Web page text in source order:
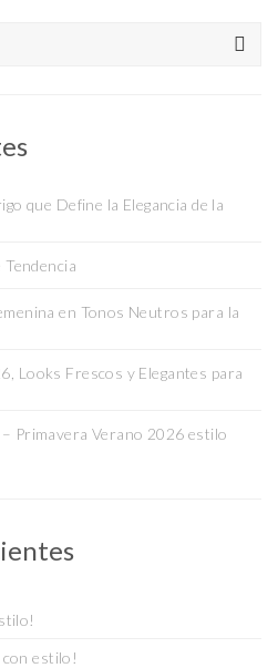
que Define la Elegancia de la
en Tonos Neutros para la
Looks Frescos y Elegantes para
Primavera Verano 2026 estilo
con estilo!